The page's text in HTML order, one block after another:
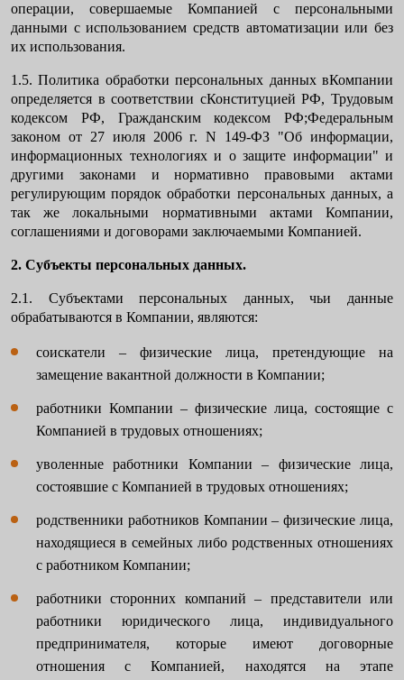
операции, совершаемые Компанией с персональными
данными с использованием средств автоматизации или без
их использования.
1.5. Политика обработки персональных данных вКомпании
определяется в соответствии сКонституцией РФ, Трудовым
кодексом РФ, Гражданским кодексом РФ;Федеральным
законом от 27 июля 2006 г. N 149-ФЗ "Об информации,
информационных технологиях и о защите информации" и
другими законами и нормативно правовыми актами
регулирующим порядок обработки персональных данных, а
так же локальными нормативными актами Компании,
соглашениями и договорами заключаемыми Компанией.
2. Субъекты персональных данных.
2.1. Субъектами персональных данных, чьи данные
обрабатываются в Компании, являются:
соискатели – физические лица, претендующие на
замещение вакантной должности в Компании;
работники Компании – физические лица, состоящие с
Компанией в трудовых отношениях;
уволенные работники Компании – физические лица,
состоявшие с Компанией в трудовых отношениях;
родственники работников Компании – физические лица,
находящиеся в семейных либо родственных отношениях
с работником Компании;
работники сторонних компаний – представители или
работники юридического лица, индивидуального
предпринимателя, которые имеют договорные
отношения с Компанией, находятся на этапе